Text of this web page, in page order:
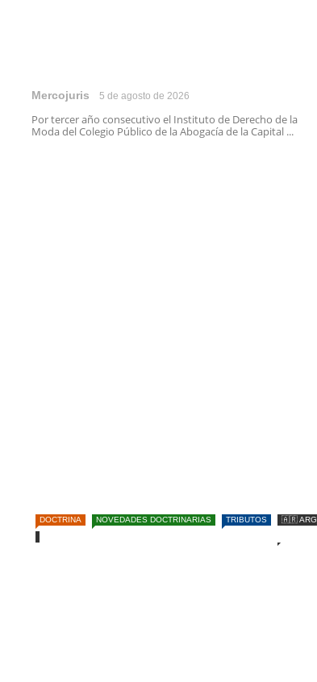
Mercojuris 5 de agosto de 2026
Por tercer año consecutivo el Instituto de Derecho de la
Moda del Colegio Público de la Abogacía de la Capital ...
DOCTRINA NOVEDADES DOCTRINARIAS TRIBUTOS 🇦🇷 ARG